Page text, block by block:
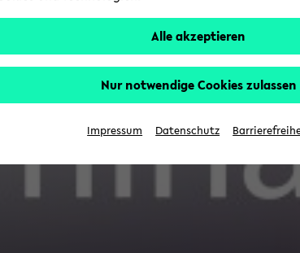
Alle akzeptieren
Nur notwendige Cookies zulassen
Impressum Datenschutz